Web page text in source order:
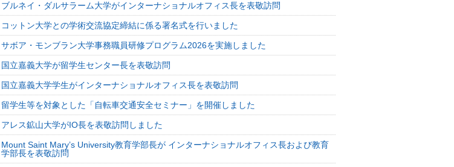
ブルネイ・ダルサラーム大学がインターナショナルオフィス長を表敬訪問
コットン大学との学術交流協定締結に係る署名式を行いました
サボア・モンブラン大学事務職員研修プログラム2026を実施しました
国立嘉義大学が留学生センター長を表敬訪問
国立嘉義大学学生がインターナショナルオフィス長を表敬訪問
留学生等を対象とした「自転車交通安全セミナー」を開催しました
アレス鉱山大学がIO長を表敬訪問しました
Mount Saint Mary’s University教育学部長が インターナショナルオフィス長および教育
学部長を表敬訪問